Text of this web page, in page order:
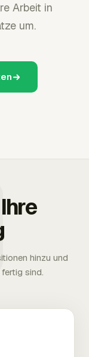
Arbeit in
um.
hinzu und
sind.